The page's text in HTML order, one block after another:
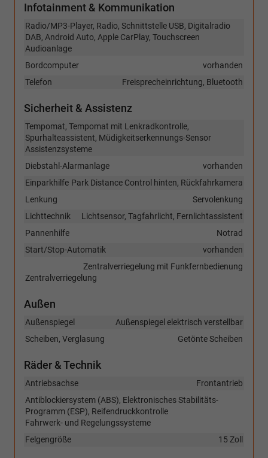
Infotainment & Kommunikation
Radio/MP3-Player, Radio, Schnittstelle USB, Digitalradio
DAB, Android Auto, Apple CarPlay, Touchscreen
Audioanlage
vorhanden
Bordcomputer
Freisprecheinrichtung, Bluetooth
Telefon
Sicherheit & Assistenz
Tempomat, Tempomat mit Lenkradkontrolle,
Spurhalteassistent, Müdigkeitserkennungs-Sensor
Assistenzsysteme
vorhanden
Diebstahl-Alarmanlage
Park Distance Control hinten, Rückfahrkamera
Einparkhilfe
Servolenkung
Lenkung
Lichtsensor, Tagfahrlicht, Fernlichtassistent
Lichttechnik
Notrad
Pannenhilfe
vorhanden
Start/Stop-Automatik
Zentralverriegelung mit Funkfernbedienung
Zentralverriegelung
Außen
Außenspiegel elektrisch verstellbar
Außenspiegel
Getönte Scheiben
Scheiben, Verglasung
Räder & Technik
Frontantrieb
Antriebsachse
Antiblockiersystem (ABS), Elektronisches Stabilitäts-
Programm (ESP), Reifendruckkontrolle
Fahrwerk- und Regelungssysteme
15 Zoll
Felgengröße